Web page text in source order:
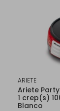
ARIETE
Ariete
1 crep(s)
Blanco